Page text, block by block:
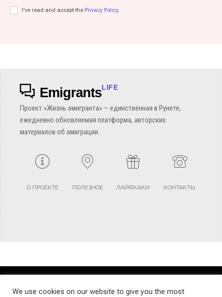
I've read and accept the Privacy Policy.
EmigrantsLIFE
Проект «Жизнь эмигранта» — единственная в Рунете,
ежедневно обновляемая платформа, авторских
материалов об эмиграции.
О ПРОЕКТЕ ПОЛЕЗНОЕ ЛАЙФХАКИ КОНТАКТЫ
TERMS AND CONDITIONS PRIVACY POLICY SITEMAP
We use cookies on our website to give you the most